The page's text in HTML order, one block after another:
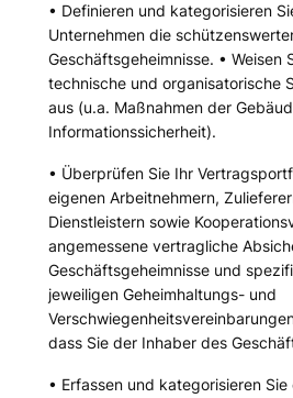
• Definieren und kategorisieren
Unternehmen die
Geschäftsgeheimnisse. • Weisen
technische und organisatorische
aus (u.a. Maßnahmen der
Informationssicherheit).
• Überprüfen Sie Ihr
eigenen Arbeitnehmern,
Dienstleistern sowie
angemessene vertragliche
Geschäftsgeheimnisse und
jeweiligen Geheimhaltungs- und
dass Sie der Inhaber des
• Erfassen und kategorisieren Sie